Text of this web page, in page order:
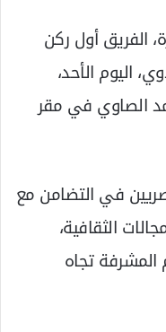
الفريق أول ركن
اليوم الأحد،
الصاوي في مقر
في التضامن مع
الثقافية،
تجاه